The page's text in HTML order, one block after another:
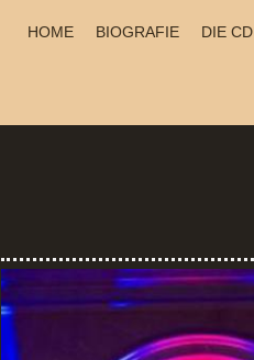
HOME BIOGRAFIE DIE CD